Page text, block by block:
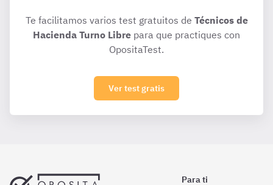
Te facilitamos varios test gratuitos de Técnicos de
Hacienda Turno Libre para que practiques con
OpositaTest.
Ver test gratis
Para ti